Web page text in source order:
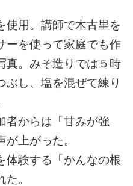
使用。講師で木古里を
ーを使って家庭でも作
真。みそ造りでは５時
ぶし、塩を混ぜて練り
者からは「甘みが強
上がった。
体験する「かんなの根
。